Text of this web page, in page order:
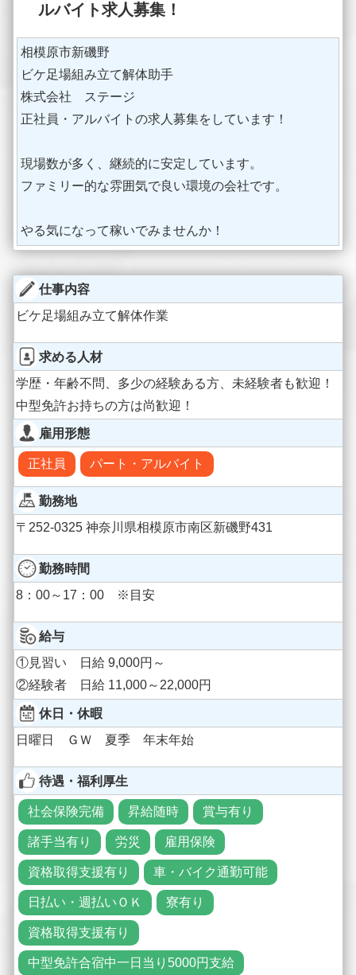
ルバイト求人募集！
相模原市新磯野
ビケ足場組み立て解体助手
株式会社 ステージ
正社員・アルバイトの求人募集をしています！
現場数が多く、継続的に安定しています。
ファミリー的な雰囲気で良い環境の会社です。
やる気になって稼いでみませんか！
仕事内容
ビケ足場組み立て解体作業
求める人材
学歴・年齢不問、多少の経験ある方、未経験者も歓迎！
中型免許お持ちの方は尚歓迎！
雇用形態
正社員 パート・アルバイト
勤務地
〒252-0325 神奈川県相模原市南区新磯野431
勤務時間
8：00～17：00 ※目安
給与
①見習い 日給 9,000円～
②経験者 日給 11,000～22,000円
休日・休暇
日曜日 ＧＷ 夏季 年末年始
待遇・福利厚生
社会保険完備 昇給随時 賞与有り
諸手当有り 労災 雇用保険
資格取得支援有り 車・バイク通勤可能
日払い・週払いＯＫ 寮有り
資格取得支援有り
中型免許合宿中一日当り5000円支給